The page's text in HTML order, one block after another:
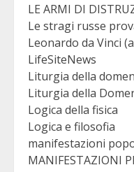
LE ARMI DI
Le stragi russe
Leonardo da Vinci
LifeSiteNews
Liturgia della
Liturgia della
Logica della fisica
Logica e filosofia
manifestazioni
MANIFESTAZIONI